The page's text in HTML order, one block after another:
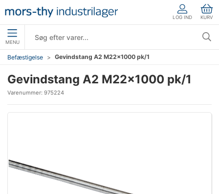
LOG IND KURV
MENU
Befæstigelse Gevindstang A2 M22×1000 pk/1
Gevindstang A2 M22×1000 pk/1
Varenummer: 975224